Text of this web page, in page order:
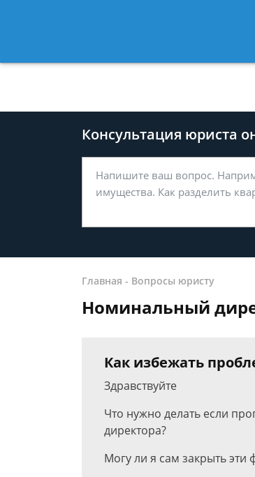
-
Консультация юриста
Главная - Вопросы юристу
Номинальный
Как избежать
Здравствуйте
Что нужно делать если
директора?
Могу ли я сам закрыть эти